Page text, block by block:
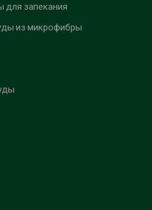
для запекания
из микрофибры